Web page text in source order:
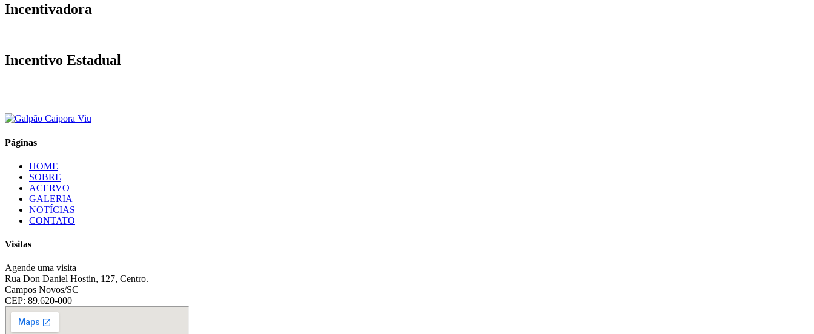
Incentivadora
Incentivo Estadual
Páginas
HOME
SOBRE
ACERVO
GALERIA
NOTÍCIAS
CONTATO
Visitas
Agende uma visita
Rua Don Daniel Hostin, 127, Centro.
Campos Novos/SC
CEP: 89.620-000